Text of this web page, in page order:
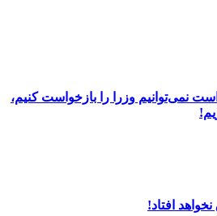
نمی‌توانیم وزرا را بازخواست کنیم،
افتاد!